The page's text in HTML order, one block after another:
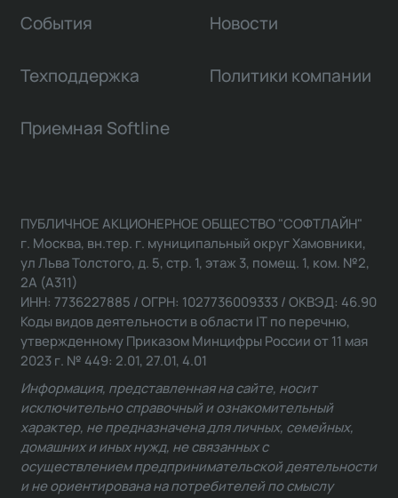
События Новости
Техподдержка Политики компании
Приемная Softline
ПУБЛИЧНОЕ АКЦИОНЕРНОЕ ОБЩЕСТВО "СОФТЛАЙН"
г. Москва, вн.тер. г. муниципальный округ Хамовники,
ул Льва Толстого, д. 5, стр. 1, этаж 3, помещ. 1, ком. №2,
2А (А311)
ИНН: 7736227885 / ОГРН: 1027736009333 / ОКВЭД: 46.90
Коды видов деятельности в области IT по перечню,
утвержденному Приказом Минцифры России от 11 мая
2023 г. № 449: 2.01, 27.01, 4.01
Информация, представленная на сайте, носит
исключительно справочный и ознакомительный
характер, не предназначена для личных, семейных,
домашних и иных нужд, не связанных с
осуществлением предпринимательской деятельности
и не ориентирована на потребителей по смыслу